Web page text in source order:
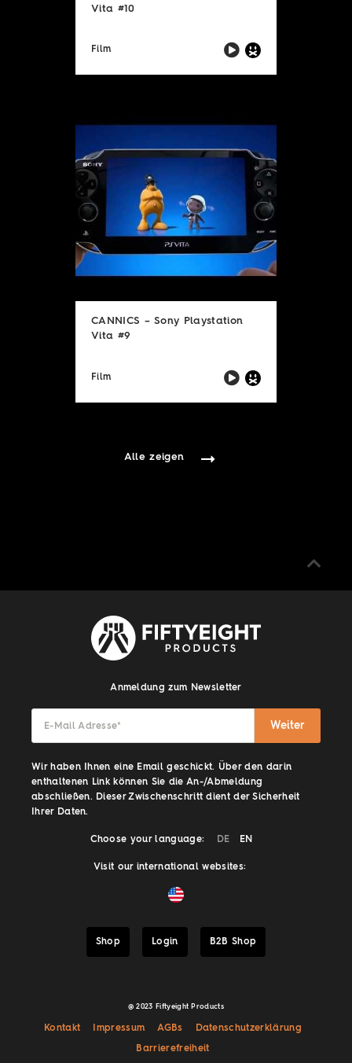
Vita #10
Film
CANNICS – Sony Playstation
Vita #9
Film
Alle zeigen
Anmeldung zum Newsletter
E-Mail Adresse* Weiter
Wir haben Ihnen eine Email geschickt. Über den darin
enthaltenen Link können Sie die An-/Abmeldung
abschließen. Dieser Zwischenschritt dient der Sicherheit
Ihrer Daten.
Choose your language: DE EN
Visit our international websites:
Shop Login B2B Shop
@ 2023 Fiftyeight Products
Kontakt Impressum AGBs Datenschutzerklärung
Barrierefreiheit